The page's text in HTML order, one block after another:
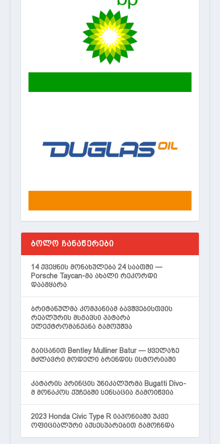
ᲑᲝᲚᲝ ᲩᲐᲜᲐᲬᲔᲠᲔᲑᲘ
14 ქვეყნის მონახულება 24 საათში —
Porsche Taycan-მა ახალი რეკორდი
დაამყარა
ბრიტანულმა კომპანიამ ბავშვებისთვის
რეალურის მსგავსი პატარა
ელექტრომანქანა გამოუშვა
გაიცანით Bentley Mulliner Batur — ყველაზე
მძლავრი მოდელი ბრენდის ისტორიაში
კატარის პრინცის უნიკალურმა Bugatti Divo-
მ მონაკოს ქუჩებში სენსაცია გამოიწვია
2023 Honda Civic Type R იაპონიაში უკვე
ოფიციალური აქსესუარებით გამოჩნდა